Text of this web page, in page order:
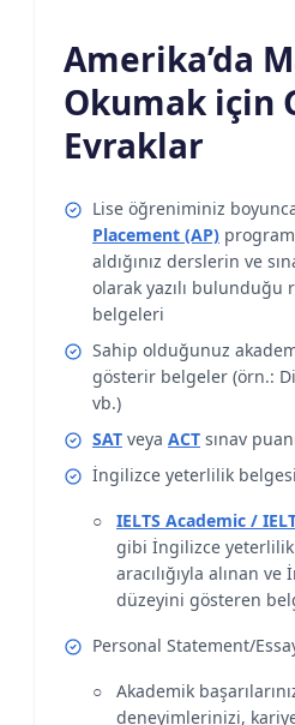
Amerika’da
Okumak için
Evraklar
Lise öğreniminiz
Placement (AP)
aldığınız derslerin ve
olarak yazılı
belgeleri
Sahip olduğunuz
gösterir belgeler (örn.:
vb.)
SAT veya ACT sınav
İngilizce yeterlilik belgesi
IELTS Academic /
gibi İngilizce yeterlilik
aracılığıyla alınan
düzeyini gösteren
Personal Statement/
Akademik
deneyimlerinizi,